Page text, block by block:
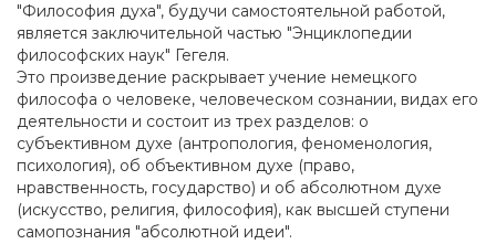
"Философия духа", будучи самостоятельной работой,
является заключительной частью "Энциклопедии
философских наук" Гегеля.
Это произведение раскрывает учение немецкого
философа о человеке, человеческом сознании, видах его
деятельности и состоит из трех разделов: о
субъективном духе (антропология, феноменология,
психология), об объективном духе (право,
нравственность, государство) и об абсолютном духе
(искусство, религия, философия), как высшей ступени
самопознания "абсолютной идеи".